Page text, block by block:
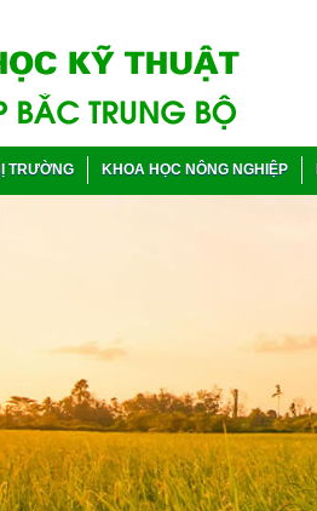
TRƯỜNG KHOA HỌC NÔNG NGHIỆP